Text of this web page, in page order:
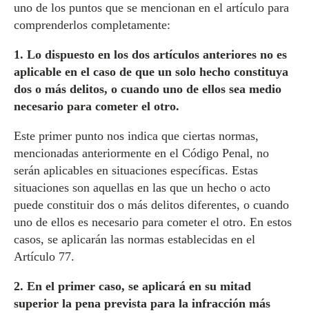
uno de los puntos que se mencionan en el artículo para
comprenderlos completamente:
1. Lo dispuesto en los dos artículos anteriores no es
aplicable en el caso de que un solo hecho constituya
dos o más delitos, o cuando uno de ellos sea medio
necesario para cometer el otro.
Este primer punto nos indica que ciertas normas,
mencionadas anteriormente en el Código Penal, no
serán aplicables en situaciones específicas. Estas
situaciones son aquellas en las que un hecho o acto
puede constituir dos o más delitos diferentes, o cuando
uno de ellos es necesario para cometer el otro. En estos
casos, se aplicarán las normas establecidas en el
Artículo 77.
2. En el primer caso, se aplicará en su mitad
superior la pena prevista para la infracción más